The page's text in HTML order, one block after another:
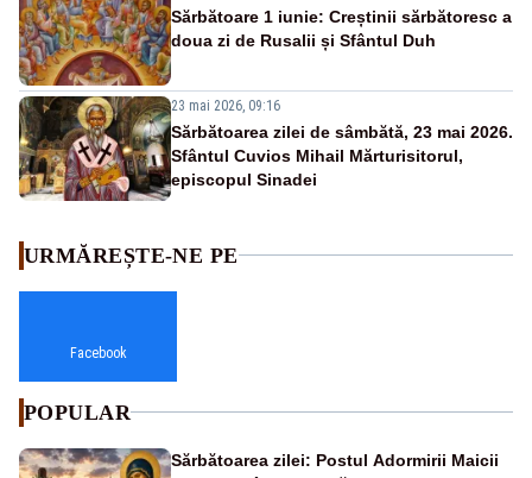
Sărbătoare 1 iunie: Creștinii sărbătoresc a
doua zi de Rusalii și Sfântul Duh
23 mai 2026, 09:16
Sărbătoarea zilei de sâmbătă, 23 mai 2026.
Sfântul Cuvios Mihail Mărturisitorul,
episcopul Sinadei
URMĂREȘTE-NE PE
Facebook
POPULAR
Sărbătoarea zilei: Postul Adormirii Maicii